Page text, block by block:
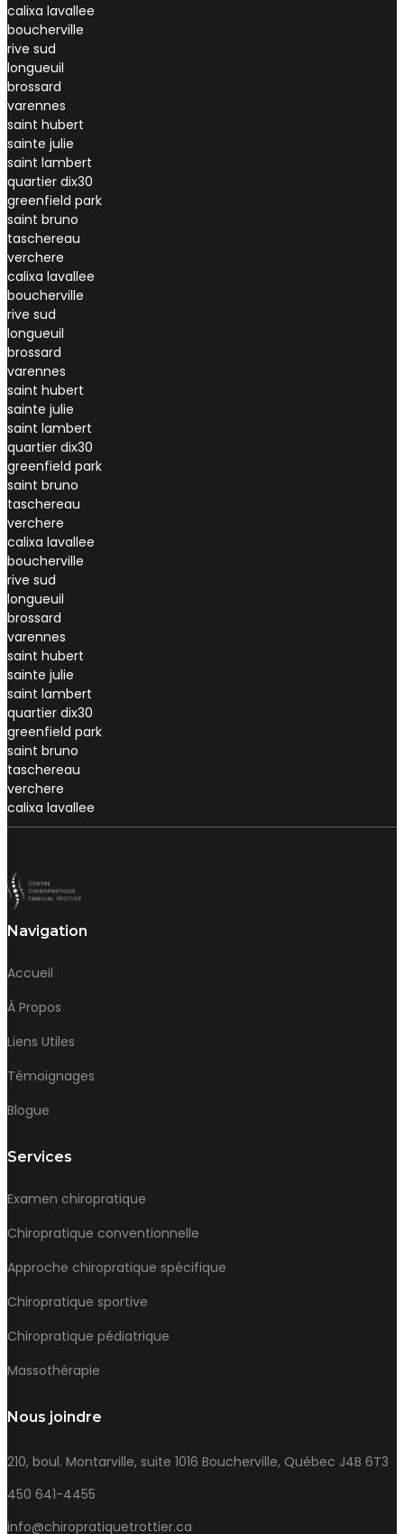
calixa lavallee
boucherville
rive sud
longueuil
brossard
varennes
saint hubert
sainte julie
saint lambert
quartier dix30
greenfield park
saint bruno
taschereau
verchere
calixa lavallee
boucherville
rive sud
longueuil
brossard
varennes
saint hubert
sainte julie
saint lambert
quartier dix30
greenfield park
saint bruno
taschereau
verchere
calixa lavallee
boucherville
rive sud
longueuil
brossard
varennes
saint hubert
sainte julie
saint lambert
quartier dix30
greenfield park
saint bruno
taschereau
verchere
calixa lavallee
Navigation
Accueil
À Propos
Liens Utiles
Témoignages
Blogue
Services
Examen chiropratique
Chiropratique conventionnelle
Approche chiropratique spécifique
Chiropratique sportive
Chiropratique pédiatrique
Massothérapie
Nous joindre
210, boul. Montarville, suite 1016 Boucherville, Québec J4B 6T3
450 641-4455
info@chiropratiquetrottier.ca